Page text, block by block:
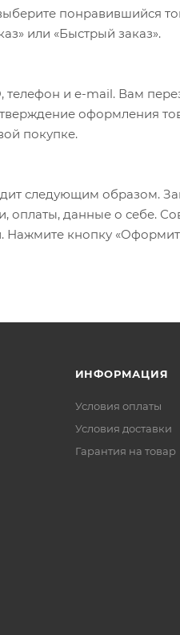
понравившийся
или «Быстрый заказ».
и e-mail. Вам
оформления
покупке.
следующим образом.
оплаты, данные о себе.
кнопку
ИНФОРМАЦИЯ
Условия оплаты
Условия доставки
Гарантия на товар